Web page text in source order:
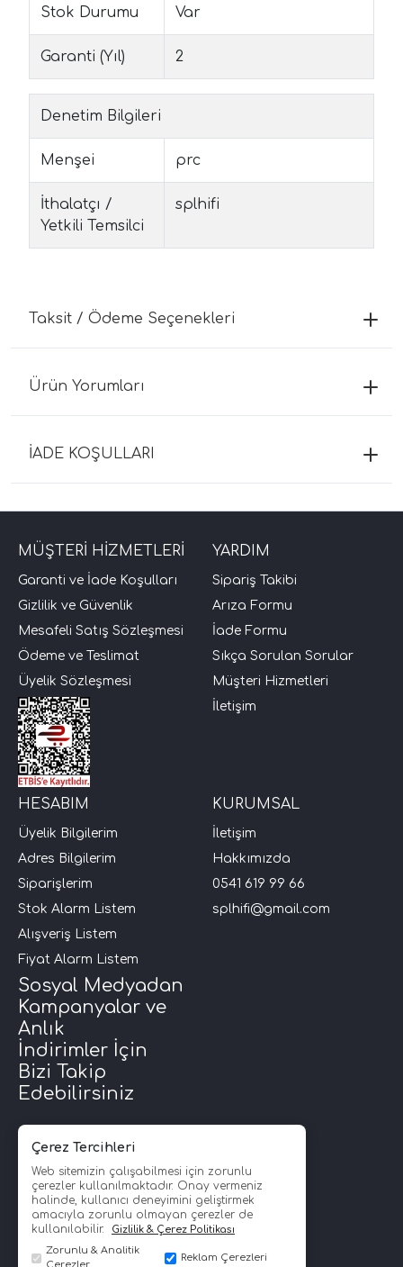
Stok Durumu Var
Garanti (Yıl) 2
Denetim Bilgileri
Menşei prc
İthalatçı /
Yetkili Temsilci
splhifi
Taksit / Ödeme Seçenekleri
Ürün Yorumları
İADE KOŞULLARI
MÜŞTERİ HİZMETLERİ
Garanti ve İade Koşulları
Gizlilik ve Güvenlik
Mesafeli Satış Sözleşmesi
Ödeme ve Teslimat
Üyelik Sözleşmesi
YARDIM
Sipariş Takibi
Arıza Formu
İade Formu
Sıkça Sorulan Sorular
Müşteri Hizmetleri
İletişim
HESABIM
Üyelik Bilgilerim
Adres Bilgilerim
Siparişlerim
Stok Alarm Listem
Alışveriş Listem
Fiyat Alarm Listem
KURUMSAL
İletişim
Hakkımızda
0541 619 99 66
splhifi@gmail.com
Sosyal Medyadan
Kampanyalar ve
Anlık
İndirimler İçin
Bizi Takip
Edebilirsiniz
Çerez Tercihleri
Web sitemizin çalışabilmesi için zorunlu
çerezler kullanılmaktadır. Onay vermeniz
halinde, kullanıcı deneyimini geliştirmek
amacıyla zorunlu olmayan çerezler de
kullanılabilir.
Gizlilik & Çerez Politikası
Zorunlu & Analitik
Reklam Çerezleri